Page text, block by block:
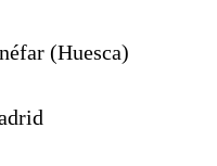
(Huesca)